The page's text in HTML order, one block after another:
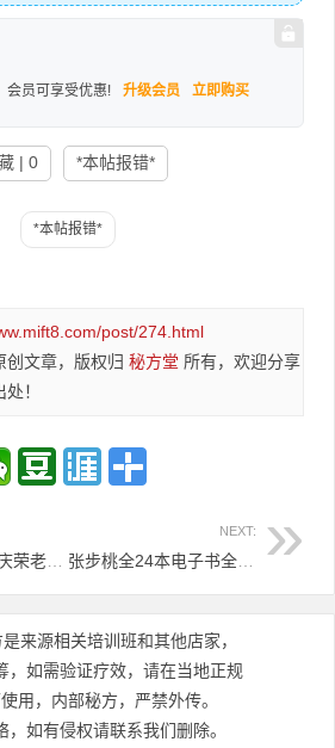
会员可享受优惠! 升级会员 立即购买
| 0 *本帖报错*
post/274.html
创文章，版权归 秘方堂 所有，欢迎分享
！
NEXT:
张步桃全24本电子书全套4.8元
来源相关培训班和其他店家，
，如需验证疗效，请在当地正规
用，内部秘方，严禁外传。
，如有侵权请联系我们删除。